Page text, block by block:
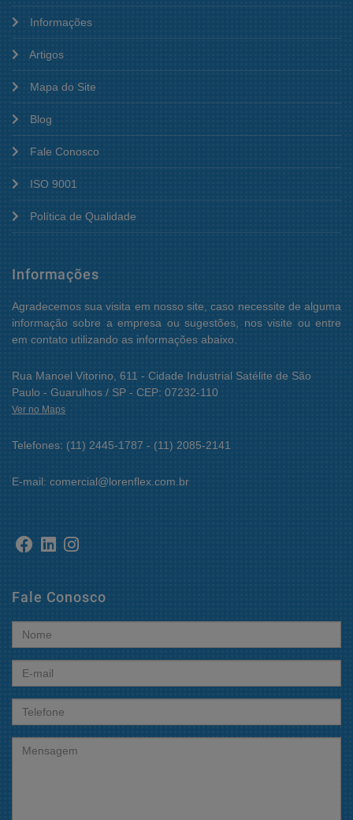
Informações
Artigos
Mapa do Site
Blog
Fale Conosco
ISO 9001
Política de Qualidade
Informações
Agradecemos sua visita em nosso site, caso necessite de alguma
informação sobre a empresa ou sugestões, nos visite ou entre
em contato utilizando as informações abaixo.
Rua Manoel Vitorino, 611 - Cidade Industrial Satélite de São
Paulo - Guarulhos / SP - CEP: 07232-110
Ver no Maps
Telefones: (11) 2445-1787 - (11) 2085-2141
E-mail: comercial@lorenflex.com.br
Fale Conosco